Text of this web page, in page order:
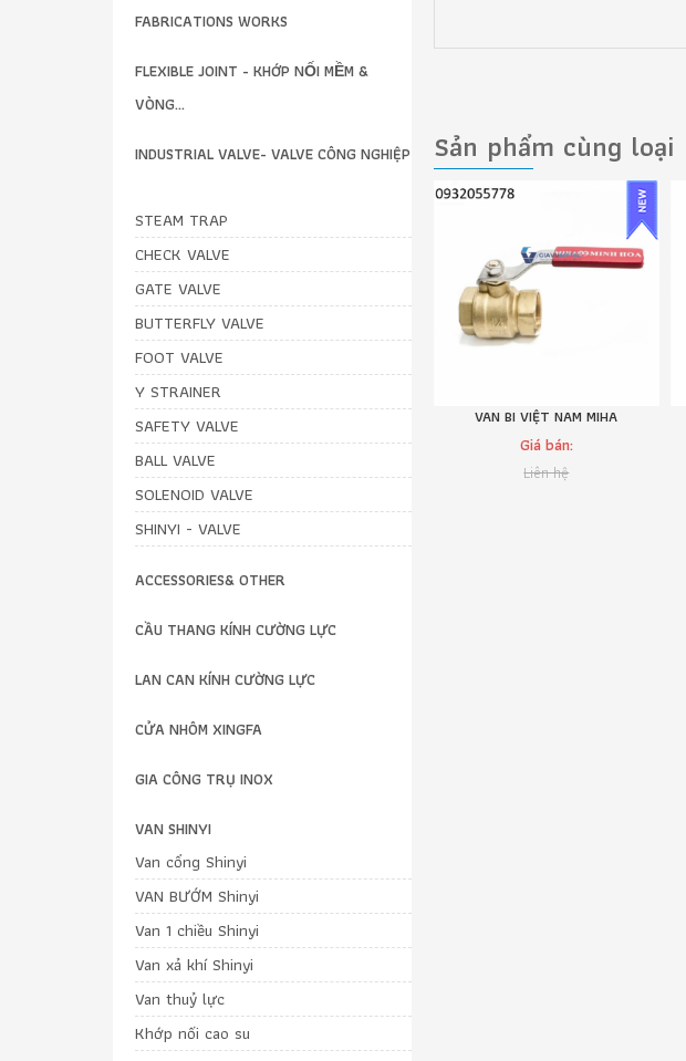
Sản phẩm cùng loại
VAN BI TAY GẠT – VAN BI TAY NHỎ
Giá bán:
Liên hệ
VAN BI VIỆT NAM MIHA
Giá bán:
Liên hệ
FABRICATIONS WORKS
FLEXIBLE JOINT - KHỚP NỐI MỀM &
VÒNG...
INDUSTRIAL VALVE- VALVE CÔNG NGHIỆP
STEAM TRAP
CHECK VALVE
GATE VALVE
BUTTERFLY VALVE
FOOT VALVE
Y STRAINER
SAFETY VALVE
BALL VALVE
SOLENOID VALVE
SHINYI - VALVE
ACCESSORIES& OTHER
CẦU THANG KÍNH CƯỜNG LỰC
LAN CAN KÍNH CƯỜNG LỰC
CỬA NHÔM XINGFA
GIA CÔNG TRỤ INOX
VAN SHINYI
Van cổng Shinyi
VAN BƯỚM Shinyi
Van 1 chiều Shinyi
Van xả khí Shinyi
Van thuỷ lực
Khớp nối cao su